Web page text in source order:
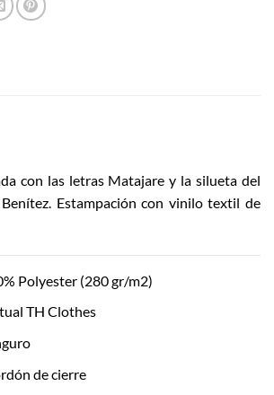
con las letras Matajare y la silueta del
Estampación con vinilo textil de
Polyester (280 gr/m2)
TH Clothes
de cierre